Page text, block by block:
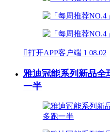
打开APP客户端 1 08.02
雅迪冠能系列新品全
一半